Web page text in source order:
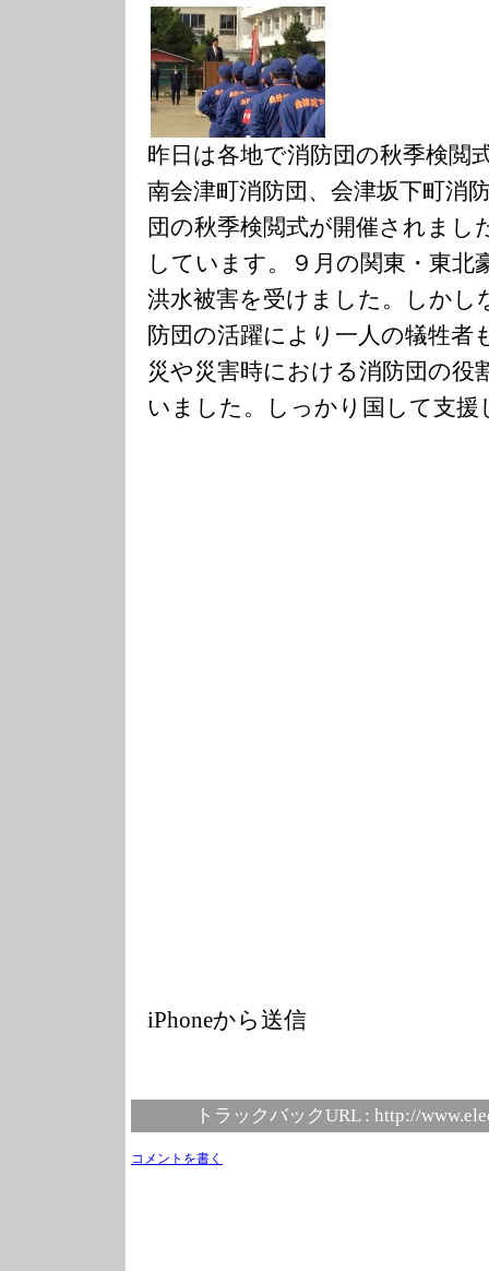
昨日は各地で消防団の秋季検閲
南会津町消防団、会津坂下町消
団の秋季検閲式が開催されまし
しています。９月の関東・東北
洪水被害を受けました。しかし
防団の活躍により一人の犠牲者
災や災害時における消防団の役
いました。しっかり国して支援
iPhoneから送信
トラックバックURL : http://
コメントを書く